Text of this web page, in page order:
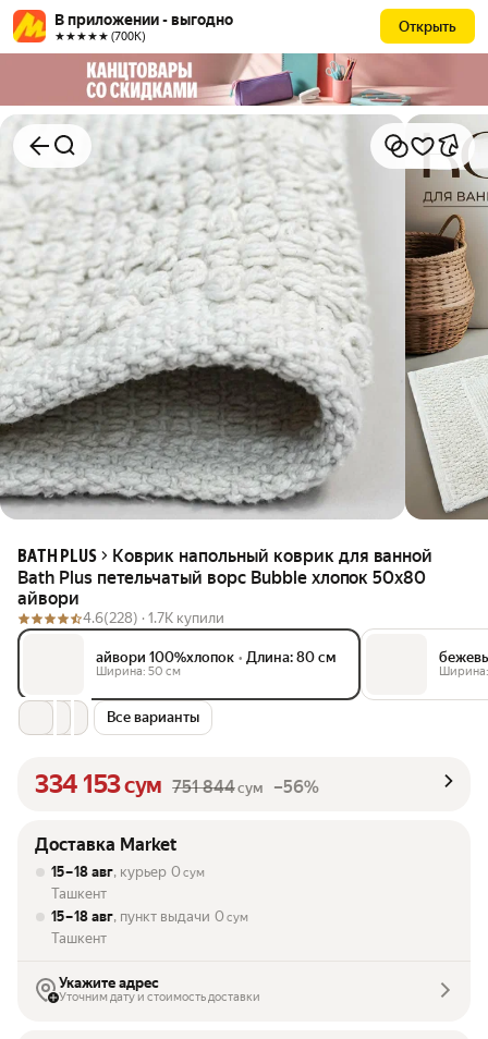
В приложении - выгодно
★★★★★ (700К)
Открыть
BATH PLUS
Коврик напольный коврик для ванной
Bath Plus петельчатый ворс Bubble хлопок 50х80
айвори
4.6(228) · 1.7K купили
айвори 100%хлопок • Длина: 80 см
Ширина: 50 см
Все варианты
334 153сум 751 844сум –56%
Доставка Market
15 – 18 авг, курьер 0 сум
Ташкент
15 – 18 авг, пункт выдачи 0 сум
Ташкент
Укажите адрес
Уточним дату и стоимость доставки